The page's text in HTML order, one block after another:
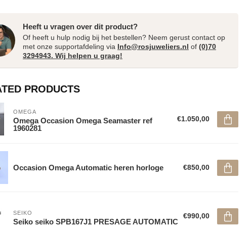
Heeft u vragen over dit product?
Of heeft u hulp nodig bij het bestellen? Neem gerust contact op
met onze supportafdeling via Info@rosjuweliers.nl of (0)70
3294943. Wij helpen u graag!
PRODUCTS
OMEGA
Omega Occasion Omega Seamaster ref
1960281
€1.050,00
Occasion Omega Automatic heren horloge €850,00
SEIKO
Seiko seiko SPB167J1 PRESAGE AUTOMATIC
€990,00